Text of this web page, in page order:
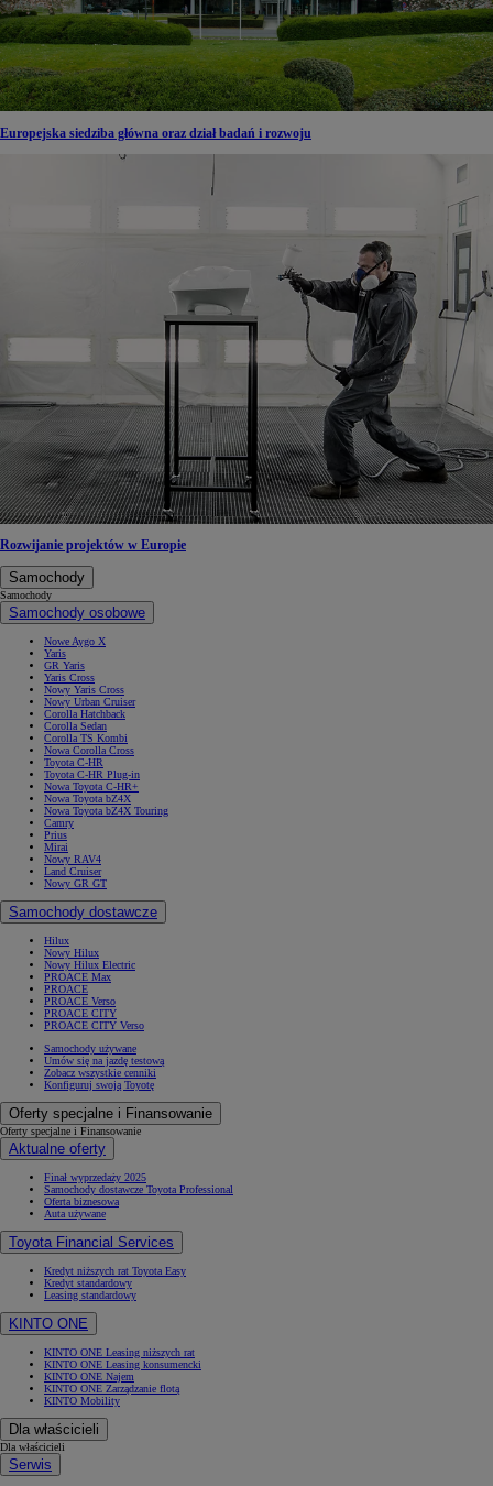
Europejska siedziba główna oraz dział badań i rozwoju
Rozwijanie projektów w Europie
Samochody
Samochody
Samochody osobowe
Nowe Aygo X
Yaris
GR Yaris
Yaris Cross
Nowy Yaris Cross
Nowy Urban Cruiser
Corolla Hatchback
Corolla Sedan
Corolla TS Kombi
Nowa Corolla Cross
Toyota C-HR
Toyota C-HR Plug-in
Nowa Toyota C-HR+
Nowa Toyota bZ4X
Nowa Toyota bZ4X Touring
Camry
Prius
Mirai
Nowy RAV4
Land Cruiser
Nowy GR GT
Samochody dostawcze
Hilux
Nowy Hilux
Nowy Hilux Electric
PROACE Max
PROACE
PROACE Verso
PROACE CITY
PROACE CITY Verso
Samochody używane
Umów się na jazdę testową
Zobacz wszystkie cenniki
Konfiguruj swoją Toyotę
Oferty specjalne i Finansowanie
Oferty specjalne i Finansowanie
Aktualne oferty
Finał wyprzedaży 2025
Samochody dostawcze Toyota Professional
Oferta biznesowa
Auta używane
Toyota Financial Services
Kredyt niższych rat Toyota Easy
Kredyt standardowy
Leasing standardowy
KINTO ONE
KINTO ONE Leasing niższych rat
KINTO ONE Leasing konsumencki
KINTO ONE Najem
KINTO ONE Zarządzanie flotą
KINTO Mobility
Dla właścicieli
Dla właścicieli
Serwis